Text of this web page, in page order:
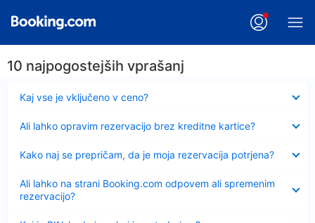
10 najpogostejših vprašanj
Kaj vse je vključeno v ceno?
Ali lahko opravim rezervacijo brez kreditne kartice?
Kako naj se prepričam, da je moja rezervacija potrjena?
Ali lahko na strani Booking.com odpovem ali spremenim
rezervacijo?